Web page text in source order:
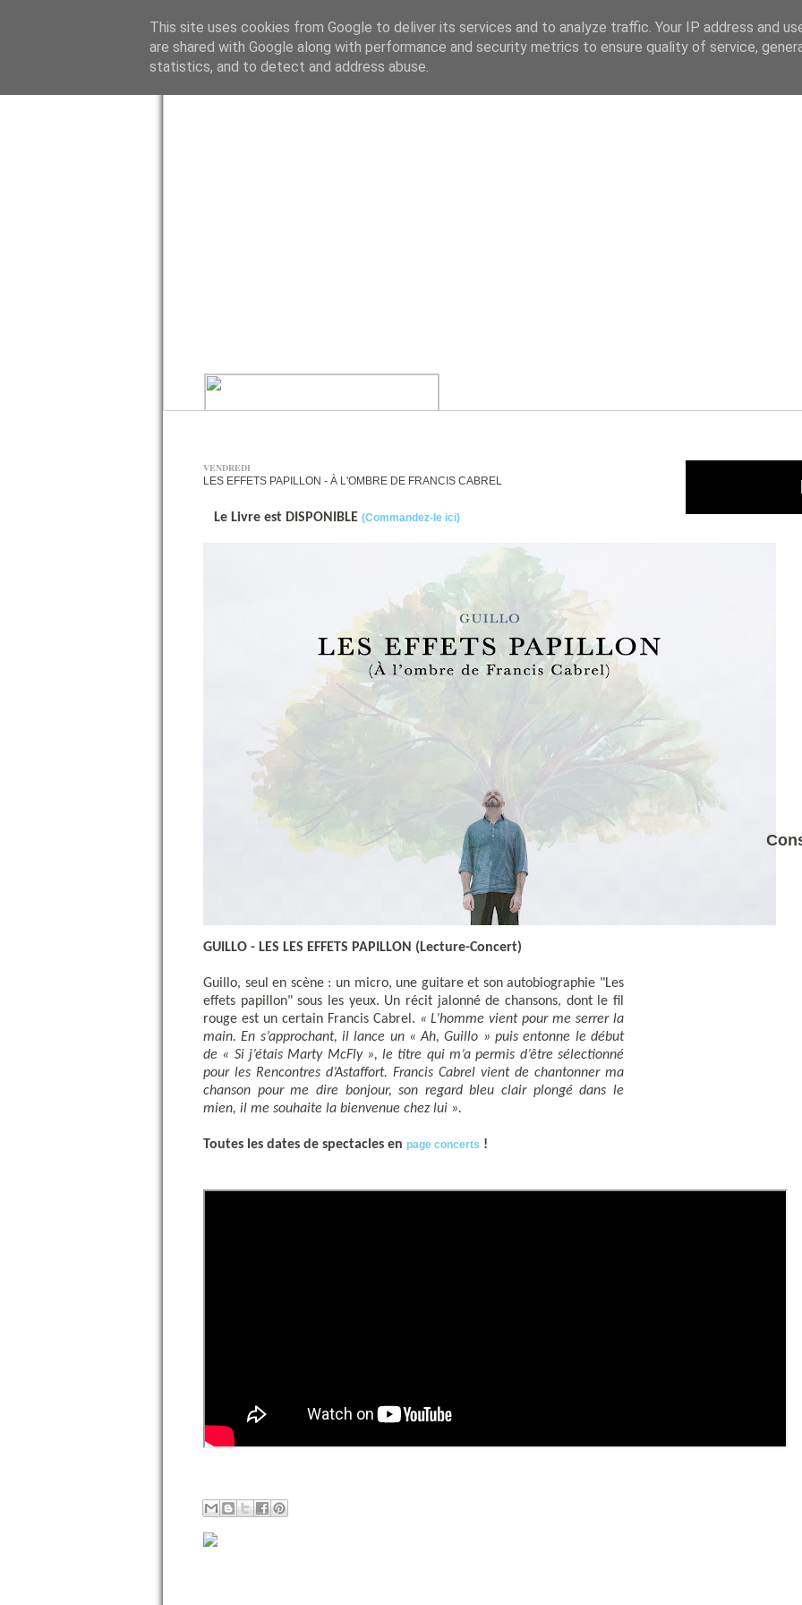
GUILLO
VENDREDI
LES EFFETS PAPILLON - À L'OMBRE DE FRANCIS CABREL
Le Livre est DISPONIBLE (Commandez-le ici)
GUILLO - LES LES EFFETS PAPILLON (Lecture-Concert)
Guillo, seul en scène : un micro, une guitare et son autobiographie "Les
effets papillon"sous les yeux. Un récit jalonné de chansons, dont le fil
rouge est un certain Francis Cabrel. « L’homme vient pour me serrer la
main. En s’approchant, il lance un « Ah, Guillo » puis entonne le début
de « Si j’étais Marty McFly », le titre qui m’a permis d’être sélectionné
pour les Rencontres d’Astaffort. Francis Cabrel vient de chantonner ma
chanson pour me dire bonjour, son regard bleu clair plongé dans le
mien, il me souhaite la bienvenue chez lui ».
Toutes les dates de spectacles en page concerts !
This site uses cookies from Google to deliver its services and to analyze traffic. Your IP address and
are shared with Google along with performance and security metrics to ensure quality of service,
statistics, and to detect and address abuse.